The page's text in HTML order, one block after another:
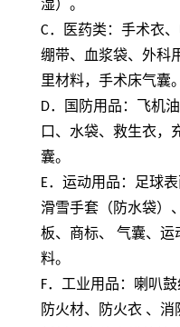
湿）。
C．医药类：手术衣
绷带、血浆袋、外科
里材料，手术床气囊。
D．国防用品：飞机
口、水袋、救生衣，
囊。
E．运动用品：足球
滑雪手套（防水袋）
板、商标、 气囊、
料。
F．工业用品：喇叭
防火材、防火衣 、